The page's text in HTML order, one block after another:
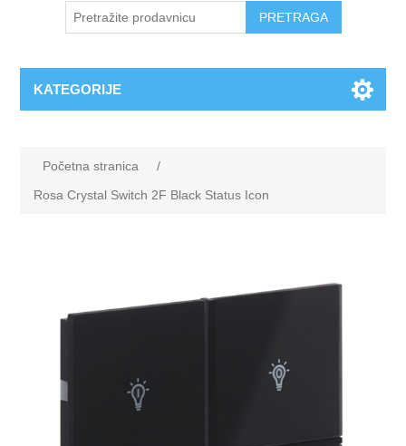
KATEGORIJE
Početna stranica
/
Rosa Crystal Switch 2F Black Status Icon